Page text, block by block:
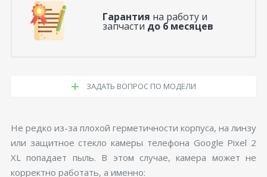
Гарантия на работу и
запчасти до 6 месяцев
ЗАДАТЬ ВОПРОС ПО МОДЕЛИ
Не редко из-за плохой герметичности корпуса, на линзу
или защитное стекло камеры телефона Google Pixel 2
XL попадает пыль. В этом случае, камера может не
корректно работать, а именно: